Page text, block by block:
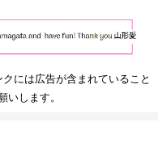
には広告が含まれていること
いします。